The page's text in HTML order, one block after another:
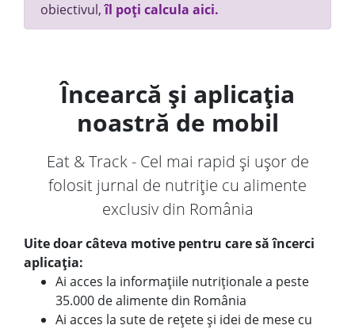
obiectivul,îl poți calcula aici.
Încearcă și aplicația
noastră de mobil
Eat & Track - Cel mai rapid și ușor de
folosit jurnal de nutriție cu alimente
exclusiv din România
Uite doar câteva motive pentru care să încerci
aplicația:
Ai acces la informațiile nutriționale a peste
35.000 de alimente din România
Ai acces la sute de rețete și idei de mese cu